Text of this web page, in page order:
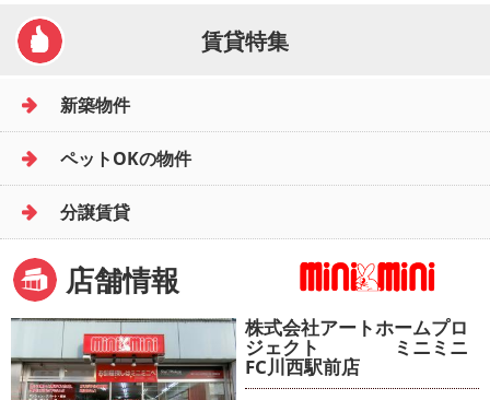
賃貸特集
新築物件
ペットOKの物件
分譲賃貸
店舗情報
株式会社アートホームプロ
ジェクト ミニミニ
FC川西駅前店